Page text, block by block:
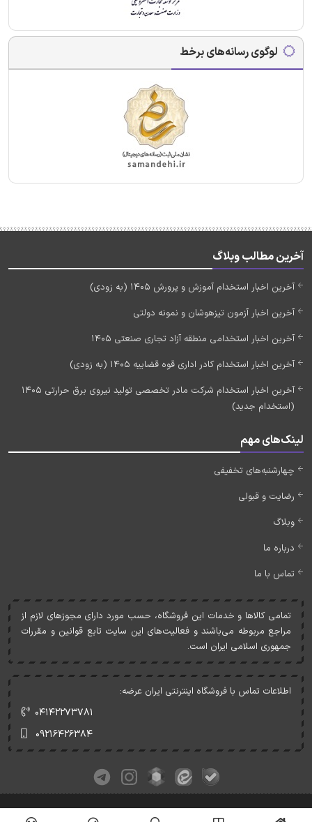
لوگوی رسانه‌های برخط
آخرین مطالب وبلاگ
آخرین اخبار استخدام آموزش و پرورش 1405 (به زودی)
آخرین اخبار آزمون تیزهوشان و نمونه دولتی
آخرین اخبار استخدامی منطقه آزاد تجاری صنعتی 1405
آخرین اخبار استخدام کادر اداری قوه قضاییه 1405 (به زودی)
آخرین اخبار استخدام شرکت مادر تخصصی تولید نیروی برق حرارتی 1405
(استخدام جدید)
لینک‌های مهم
چهارشنبه‌های تخفیفی
رضایت و قبولی
وبلاگ
درباره ما
تماس با ما
تمامی کالاها و خدمات اين فروشگاه، حسب مورد دارای مجوزهای لازم از
مراجع مربوطه می‌باشند و فعاليت‌های اين سايت تابع قوانين و مقررات
جمهوری اسلامی ايران است.
اطلاعات تماس با فروشگاه اینترنتی ایران عرضه:
۰۴۱۴۲۲۷۳۷۸۱
۰۹۲۱۶۴۲۶۳۸۴